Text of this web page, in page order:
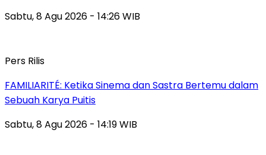
Sabtu, 8 Agu 2026 - 14:26 WIB
Pers Rilis
FAMILIARITÉ: Ketika Sinema dan Sastra Bertemu dalam
Sebuah Karya Puitis
Sabtu, 8 Agu 2026 - 14:19 WIB